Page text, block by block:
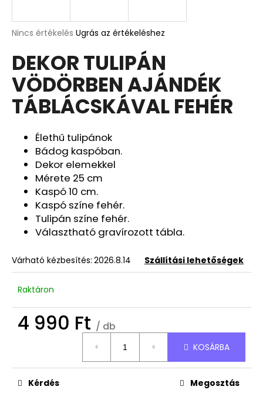
A
átlagos
értékelése
5-
ből
0,0
csillag.
Nincs értékelés Ugrás az értékeléshez
DEKOR TULIPÁN
VÖDÖRBEN AJÁNDÉK
TÁBLÁCSKÁVAL FEHÉR
Élethű tulipánok
Bádog kaspóban.
Dekor elemekkel
Mérete 25 cm
Kaspó 10 cm.
Kaspó színe fehér.
Tulipán színe fehér.
Választható gravírozott tábla.
Várható kézbesítés: 2026.8.14 Szállítási lehetőségek
Raktáron
4 990 Ft / db
KOSÁRBA
Kérdés Megosztás
A
á
n
l
j
u
DEKOR
ORCHIDEA
KASPÓBAN
HALVÁNY
CIRMOS
LILA
090
Korábbi:
4
490
Ft